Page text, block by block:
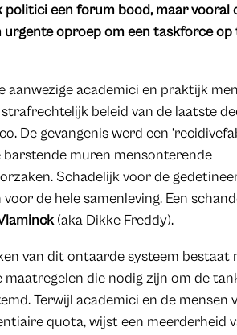
politici een forum bood, maar vooral
urgente oproep om een taskforce
aanwezige academici en praktijk
beleid van de laatste
De gevangenis werd een
muren mensonterende
Schadelijk voor de
de hele samenleving. Een
(aka Dikke Freddy).
van dit ontaarde systeem bestaat
maatregelen die nodig zijn om de
Terwijl academici en de mensen
quota, wijst een meerderheid